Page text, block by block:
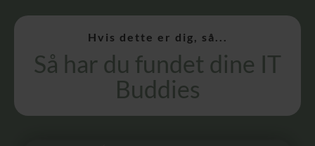
Hvis dette er dig, så...
Så har du fundet dine IT
Buddies